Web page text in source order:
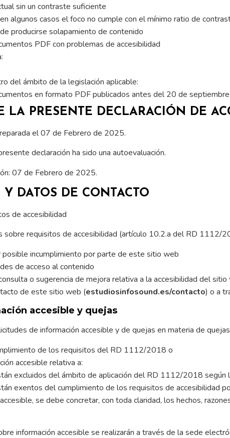
sin un contraste suficiente
algunos casos el foco no cumple con el mínimo ratio de
producirse solapamiento de contenido
PDF con problemas de accesibilidad
del ámbito de la legislación aplicable:
en formato PDF publicados antes del 20 de
LA PRESENTE DECLARACIÓN DE
el 07 de Febrero de 2025.
declaración ha sido una autoevaluación.
07 de Febrero de 2025.
Y DATOS DE CONTACTO
de accesibilidad
sobre requisitos de accesibilidad (artículo 10.2.a del RD 1112/
posible incumplimiento por parte de este sitio web
de acceso al contenido
o sugerencia de mejora relativa a la accesibilidad del sitio
de este sitio web (estudiosinfosound.es/contacto) o a
accesible y quejas
de información accesible y de quejas en materia de
de los requisitos del RD 1112/2018 o
accesible relativa a:
excluidos del ámbito de aplicación del RD 1112/2018
exentos del cumplimiento de los requisitos de accesibilidad
se debe concretar, con toda claridad, los hechos,
información accesible se realizarán a través de la sede